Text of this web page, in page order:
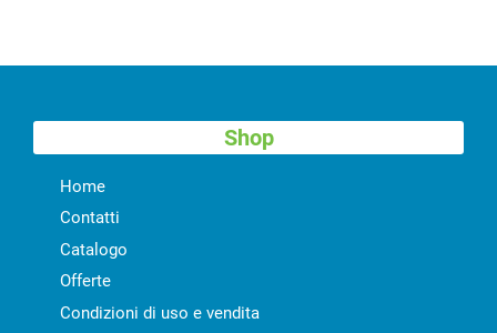
Shop
Home
Contatti
Catalogo
Offerte
Condizioni di uso e vendita